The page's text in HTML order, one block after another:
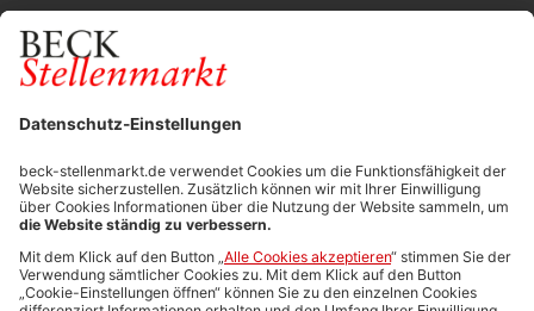
Durchsuchen Sie den Stellenkatalog
FÜR ARBEITGEBER
Stellenmarktpreise
Anzeigen-AGB
Media-Daten
Newsletteranmeldung
Produktübersicht